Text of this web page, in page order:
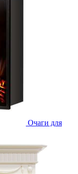
Очаги для